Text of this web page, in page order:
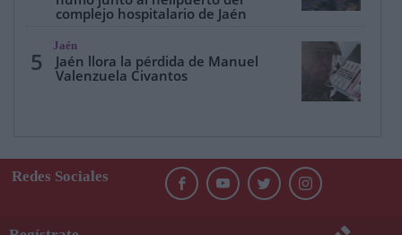
complejo hospitalario de Jaén
5
Jaén
Jaén llora la pérdida de Manuel
Valenzuela Civantos
Redes Sociales